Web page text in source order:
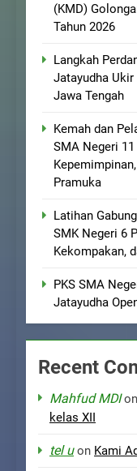
(KMD)
Tahun 2026
Langkah
Jatayudha Ukir
Jawa Tengah
Kemah dan
SMA Negeri
Pramuka
Latihan
SMK Negeri 6
Kekompakan,
PKS SMA
Jatayudha
Recent
Mahfud MDIon
kelas XII
tel uon Kami